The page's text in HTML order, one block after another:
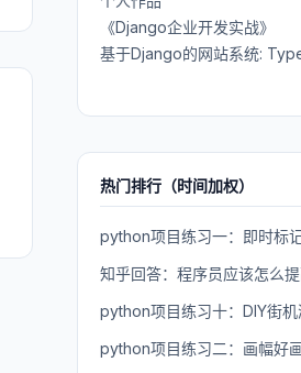
《Django企业开发实战》
基于Django的网站系统:
热门排行（时间加权）
python项目练习一：即时标
知乎回答：程序员应该怎么
python项目练习十：DIY街机
python项目练习二：画幅好